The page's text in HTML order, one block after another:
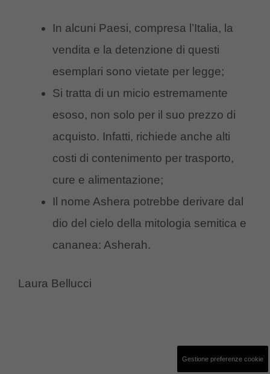
In alcuni Paesi, compresa l’Italia, la
vendita e la detenzione di questi
esemplari sono vietate per legge;
Si tratta di un micio estremamente
esoso, non solo per il suo prezzo di
acquisto. Infatti, richiede anche alti
costi di contenimento per trasporto,
cure e alimentazione;
Il nome Ashera potrebbe derivare dal
dio del cielo della mitologia semitica e
cananea: Asherah.
Laura Bellucci
Gestione preferenze cookie